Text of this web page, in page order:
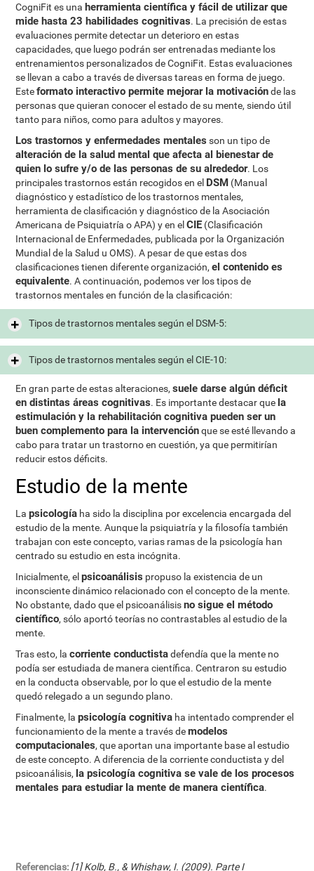
CogniFit es una herramienta científica y fácil de utilizar que
mide hasta 23 habilidades cognitivas. La precisión de estas
evaluaciones permite detectar un deterioro en estas
capacidades, que luego podrán ser entrenadas mediante los
entrenamientos personalizados de CogniFit. Estas evaluaciones
se llevan a cabo a través de diversas tareas en forma de juego.
Esteformato interactivo permite mejorar la motivaciónde las
personas que quieran conocer el estado de su mente, siendo útil
tanto para niños, como para adultos y mayores.
Los trastornos y enfermedades mentales son un tipo de
alteración de la salud mental que afecta al bienestar de
quien lo sufre y/o de las personas de su alrededor. Los
principales trastornos están recogidos en el DSM (Manual
diagnóstico y estadístico de los trastornos mentales,
herramienta de clasificación y diagnóstico de la Asociación
Americana de Psiquiatría o APA) y en elCIE (Clasificación
Internacional de Enfermedades, publicada por la Organización
Mundial de la Salud u OMS). A pesar de que estas dos
clasificaciones tienen diferente organización,el contenido es
equivalente. A continuación, podemos ver los tipos de
trastornos mentales en función de la clasificación:
Tipos de trastornos mentales según el DSM-5:
Tipos de trastornos mentales según el CIE-10:
En gran parte de estas alteraciones,suele darse algún déficit
en distintas áreas cognitivas. Es importante destacar que la
estimulación y la rehabilitación cognitiva pueden ser un
buen complemento para la intervenciónque se esté llevando a
cabo para tratar un trastorno en cuestión, ya que permitirían
reducir estos déficits.
Estudio de la mente
Lapsicología ha sido la disciplina por excelencia encargada del
estudio de la mente. Aunque la psiquiatría y la filosofía también
trabajan con este concepto, varias ramas de la psicología han
centrado su estudio en esta incógnita.
Inicialmente, elpsicoanálisis propuso la existencia de un
inconsciente dinámico relacionado con el concepto de la mente.
No obstante, dado que el psicoanálisisno sigue el método
científico, sólo aportó teorías no contrastables al estudio de la
mente.
Tras esto, lacorriente conductistadefendía que la mente no
podía ser estudiada de manera científica. Centraron su estudio
en la conducta observable, por lo que el estudio de la mente
quedó relegado a un segundo plano.
Finalmente, lapsicología cognitiva ha intentado comprender el
funcionamiento de la mente a través demodelos
computacionales, que aportan una importante base al estudio
de este concepto. A diferencia de la corriente conductista y del
psicoanálisis, la psicología cognitiva se vale de los procesos
mentales para estudiar la mente de manera científica.
Referencias: [1] Kolb, B., & Whishaw, I. (2009). Parte I